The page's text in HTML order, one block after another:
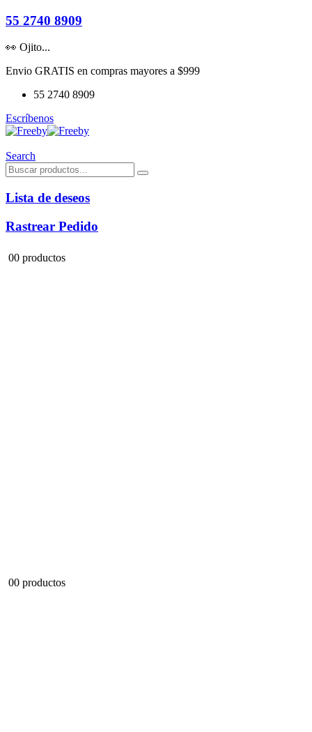
55 2740 8909
👀 Ojito...
Envio GRATIS en compras mayores a $999
55 2740 8909
Escríbenos
Search
Lista de deseos
Rastrear Pedido
00 productos
00 productos